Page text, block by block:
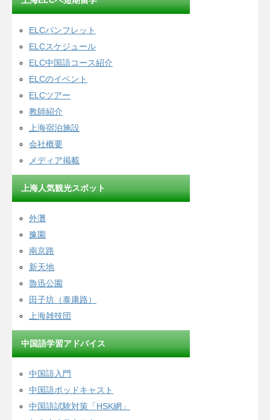
ELCパンフレット
ELCスケジュール
ELC中国語コース紹介
ELCのイベント
ELCツアー
教師紹介
上海宿泊施設
会社概要
メディア掲載
上海人気観光スポット
外灘
豫園
南京路
新天地
魯迅公園
田子坊（泰康路）
上海雑技団
中国語学習アドバイス
中国語入門
中国語ポッドキャスト
中国語試験対策「HSK網」